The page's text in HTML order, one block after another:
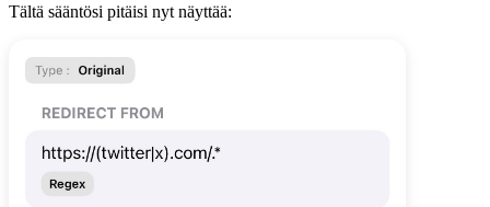
Tältä sääntösi pitäisi nyt näyttää: